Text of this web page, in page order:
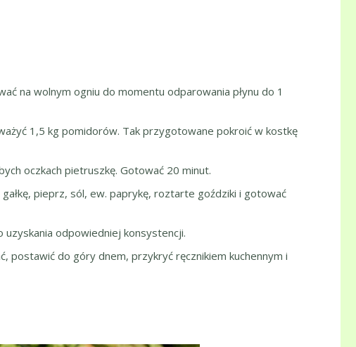
na wolnym ogniu do momentu odparowania płynu do 1
1,5 kg pomidorów. Tak przygotowane pokroić w kostkę
oczkach pietruszkę. Gotować 20 minut.
pieprz, sól, ew. paprykę, roztarte goździki i gotować
odpowiedniej konsystencji.
postawić do góry dnem, przykryć ręcznikiem kuchennym i